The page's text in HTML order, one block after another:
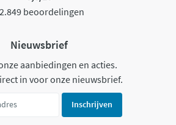
beoordelingen
Nieuwsbrief
aanbiedingen en acties.
in voor onze nieuwsbrief.
Inschrijven